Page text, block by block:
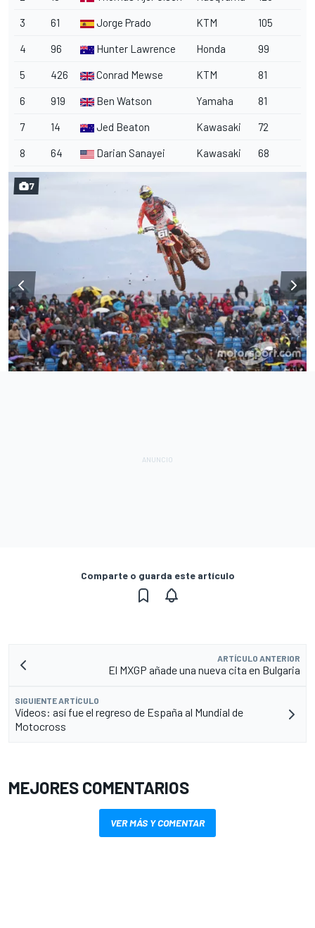
3 61 Jorge Prado KTM 105
4 96 Hunter Lawrence Honda 99
5 426 Conrad Mewse KTM 81
6 919 Ben Watson Yamaha 81
7 14 Jed Beaton Kawasaki 72
8 64 Darian Sanayei Kawasaki 68
7
Comparte o guarda este artículo
ARTÍCULO ANTERIOR
El MXGP añade una nueva cita en Bulgaria
SIGUIENTE ARTÍCULO
Vídeos: así fue el regreso de España al Mundial de
Motocross
MEJORES COMENTARIOS
VER MÁS Y COMENTAR